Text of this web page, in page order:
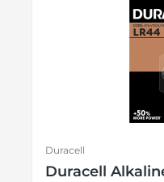
Duracell
Duracell